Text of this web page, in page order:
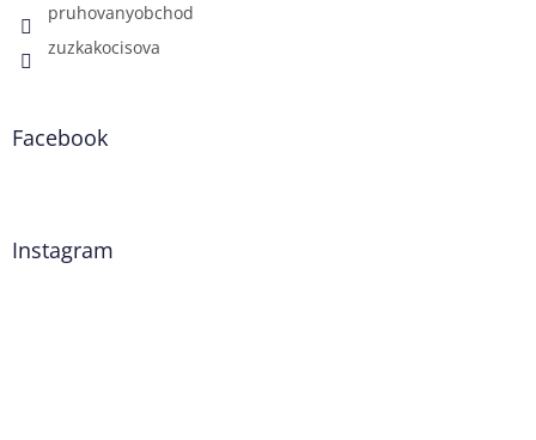
pruhovanyobchod
zuzkakocisova
Facebook
Instagram